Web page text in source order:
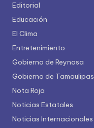
Editorial
Educación
El Clima
Entretenimiento
Gobierno de Reynosa
Gobierno de Tamaulipas
Nota Roja
Noticias Estatales
Noticias Internacionales